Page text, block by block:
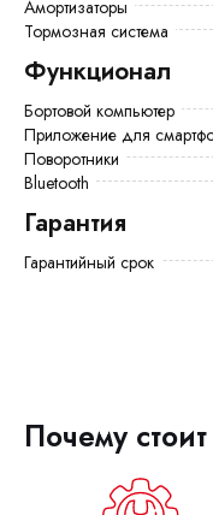
Амортизаторы
Тормозная система
Функционал
Бортовой компьютер
Приложение для
Поворотники
Bluetooth
Гарантия
Гарантийный срок
Почему